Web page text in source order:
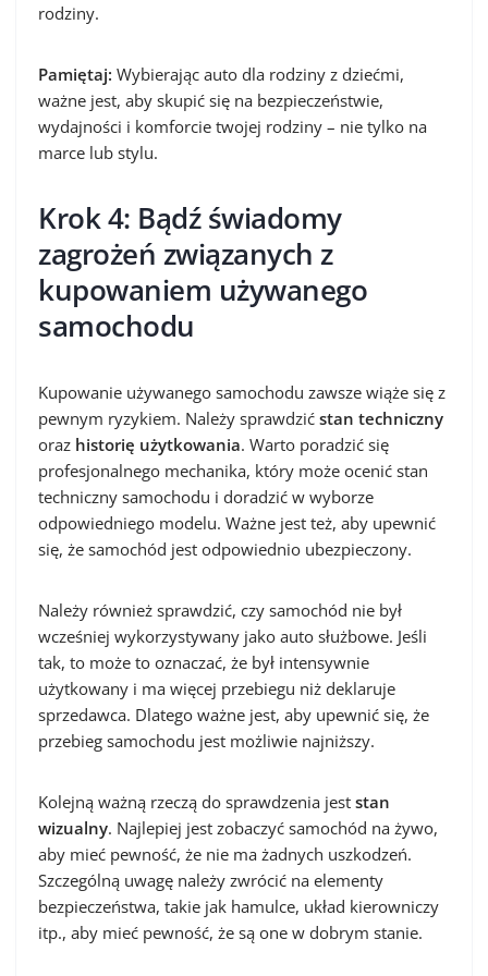
rodziny.
Pamiętaj: Wybierając auto dla rodziny z dziećmi,
ważne jest, aby skupić się na bezpieczeństwie,
wydajności i komforcie twojej rodziny – nie tylko na
marce lub stylu.
Krok 4: Bądź świadomy
zagrożeń związanych z
kupowaniem używanego
samochodu
Kupowanie używanego samochodu zawsze wiąże się z
pewnym ryzykiem. Należy sprawdzić stan techniczny
oraz historię użytkowania. Warto poradzić się
profesjonalnego mechanika, który może ocenić stan
techniczny samochodu i doradzić w wyborze
odpowiedniego modelu. Ważne jest też, aby upewnić
się, że samochód jest odpowiednio ubezpieczony.
Należy również sprawdzić, czy samochód nie był
wcześniej wykorzystywany jako auto służbowe. Jeśli
tak, to może to oznaczać, że był intensywnie
użytkowany i ma więcej przebiegu niż deklaruje
sprzedawca. Dlatego ważne jest, aby upewnić się, że
przebieg samochodu jest możliwie najniższy.
Kolejną ważną rzeczą do sprawdzenia jest stan
wizualny. Najlepiej jest zobaczyć samochód na żywo,
aby mieć pewność, że nie ma żadnych uszkodzeń.
Szczególną uwagę należy zwrócić na elementy
bezpieczeństwa, takie jak hamulce, układ kierowniczy
itp., aby mieć pewność, że są one w dobrym stanie.